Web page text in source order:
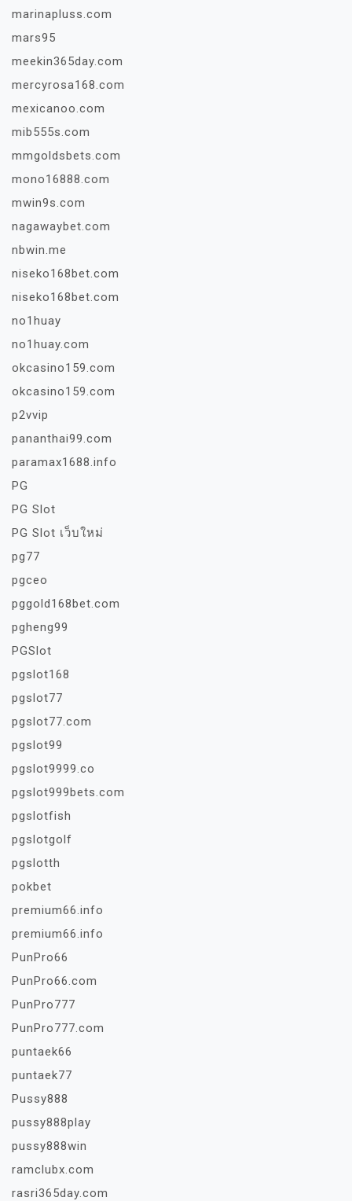
marinapluss.com
mars95
meekin365day.com
mercyrosa168.com
mexicanoo.com
mib555s.com
mmgoldsbets.com
mono16888.com
mwin9s.com
nagawaybet.com
nbwin.me
niseko168bet.com
niseko168bet.com
no1huay
no1huay.com
okcasino159.com
okcasino159.com
p2vvip
pananthai99.com
paramax1688.info
PG
PG Slot
PG Slot เว็บใหม่
pg77
pgceo
pggold168bet.com
pgheng99
PGSlot
pgslot168
pgslot77
pgslot77.com
pgslot99
pgslot9999.co
pgslot999bets.com
pgslotfish
pgslotgolf
pgslotth
pokbet
premium66.info
premium66.info
PunPro66
PunPro66.com
PunPro777
PunPro777.com
puntaek66
puntaek77
Pussy888
pussy888play
pussy888win
ramclubx.com
rasri365day.com